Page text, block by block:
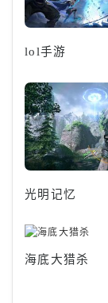
lol手游
光明记忆
海底大猎杀